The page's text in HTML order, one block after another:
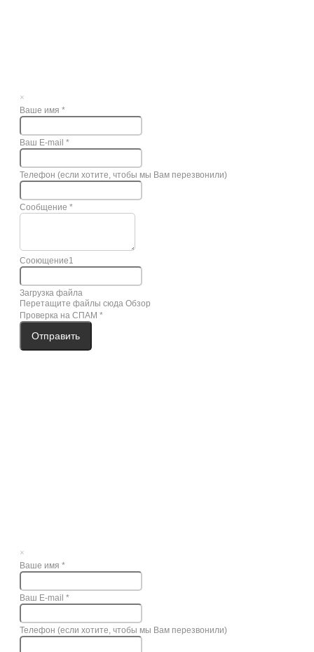
×
Ваше имя *
Ваш E-mail *
Телефон (если хотите, чтобы мы Вам перезвонили)
Сообщение *
Сооющение1
Загрузка файла
Перетащите файлы сюда Обзор
Проверка на СПАМ *
Отправить
×
Ваше имя *
Ваш E-mail *
Телефон (если хотите, чтобы мы Вам перезвонили)